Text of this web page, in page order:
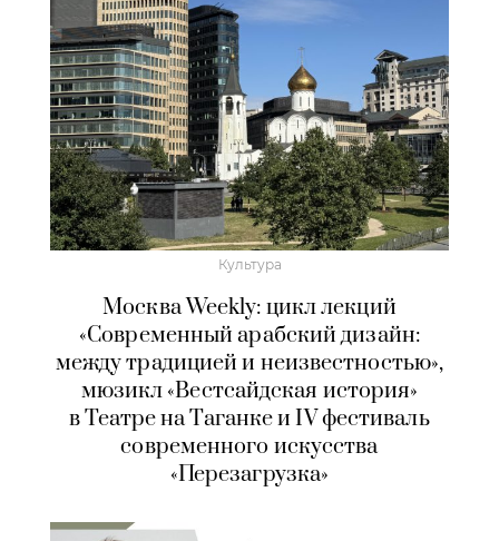
Культура
Москва Weekly: цикл лекций
«Современный арабский дизайн:
между традицией и неизвестностью»,
мюзикл «Вестсайдская история»
в Театре на Таганке и IV фестиваль
современного искусства
«Перезагрузка»